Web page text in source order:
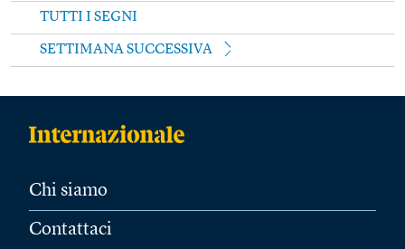
TUTTI I SEGNI
SETTIMANA SUCCESSIVA
Chi siamo
Contattaci